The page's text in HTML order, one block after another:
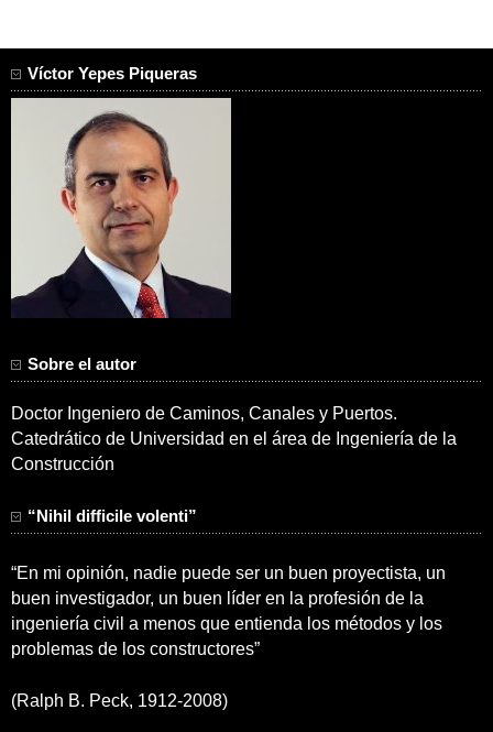
Víctor Yepes Piqueras
Sobre el autor
Doctor Ingeniero de Caminos, Canales y Puertos.
Catedrático de Universidad en el área de Ingeniería de la
Construcción
“Nihil difficile volenti”
“En mi opinión, nadie puede ser un buen proyectista, un
buen investigador, un buen líder en la profesión de la
ingeniería civil a menos que entienda los métodos y los
problemas de los constructores”
(Ralph B. Peck, 1912-2008)